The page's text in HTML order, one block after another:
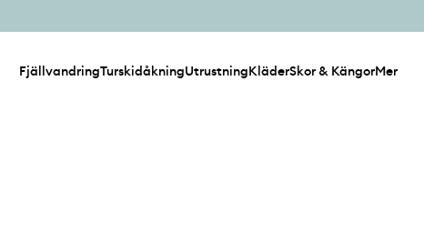
FjällvandringTurskidåkningUtrustningKläderSkor & KängorMer